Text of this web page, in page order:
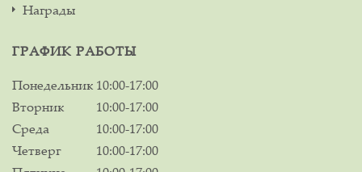
Награды
ГРАФИК РАБОТЫ
Понедельник 10:00-17:00
Вторник
10:00-17:00
Среда
10:00-17:00
Четверг
10:00-17:00